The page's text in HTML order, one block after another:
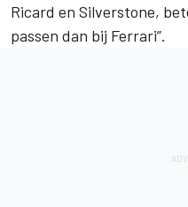
Ricard en Silverstone,
passen dan bij Ferrari”.